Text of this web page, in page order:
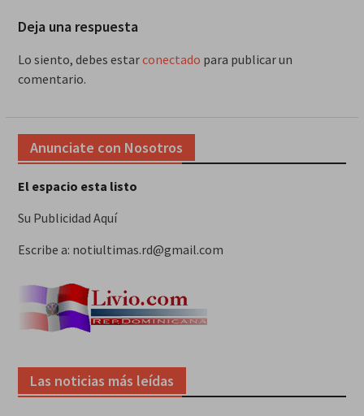
Deja una respuesta
Lo siento, debes estarconectado para publicar un
comentario.
Anunciate con Nosotros
El espacio esta listo
Su Publicidad Aquí
Escribe a: notiultimas.rd@gmail.com
Las noticias más leídas